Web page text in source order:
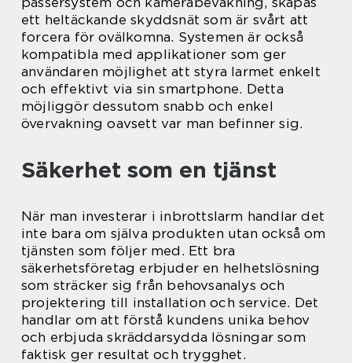
ett heltäckande skyddsnät som är svårt att
forcera för ovälkomna. Systemen är också
kompatibla med applikationer som ger
användaren möjlighet att styra larmet enkelt
och effektivt via sin smartphone. Detta
möjliggör dessutom snabb och enkel
övervakning oavsett var man befinner sig.
Säkerhet som en tjänst
När man investerar i inbrottslarm handlar det
inte bara om själva produkten utan också om
tjänsten som följer med. Ett bra
säkerhetsföretag erbjuder en helhetslösning
som sträcker sig från behovsanalys och
projektering till installation och service. Det
handlar om att förstå kundens unika behov
och erbjuda skräddarsydda lösningar som
faktisk ger resultat och trygghet.